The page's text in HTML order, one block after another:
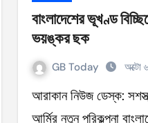
বাংলাদেশের ভূখণ্ড
ভয়ঙ্কর ছক
GB Today অক্টো
আরাকান নিউজ ডেস্ক: সশস্ত্র বিদ্রোহী গোষ্ঠী আরাকান
আর্মির নতুন পরিকল্পনা